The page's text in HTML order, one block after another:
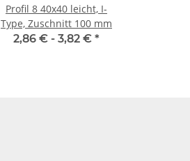
Profil 8 40x40 leicht, I-
Type, Zuschnitt 100 mm
2,86 € - 3,82 € *